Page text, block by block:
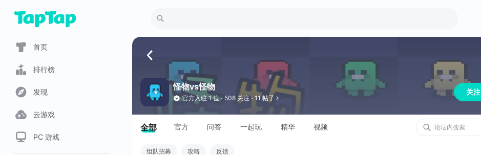
首页
排行榜
发现
云游戏
PC 游戏
怪物vs怪物
官方入驻1 位 508 关注 11 帖子
关注
全部 官方 问答 一起玩 精华 视频
组队招募 攻略 反馈